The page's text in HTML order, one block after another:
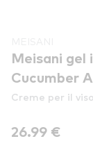
Meisani
Cucumber
Creme per il viso
26.99 €